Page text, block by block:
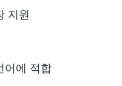
지원
어에 적합